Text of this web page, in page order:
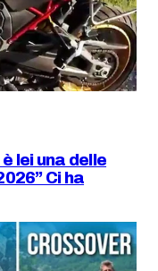
lei una delle
Ci ha